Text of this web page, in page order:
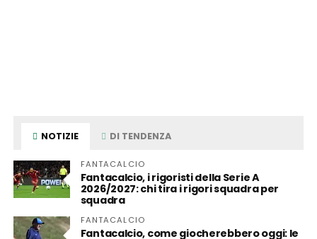
NOTIZIE DI TENDENZA
FANTACALCIO
Fantacalcio, i rigoristi della Serie A
2026/2027: chi tira i rigori squadra per
squadra
FANTACALCIO
Fantacalcio, come giocherebbero oggi: le